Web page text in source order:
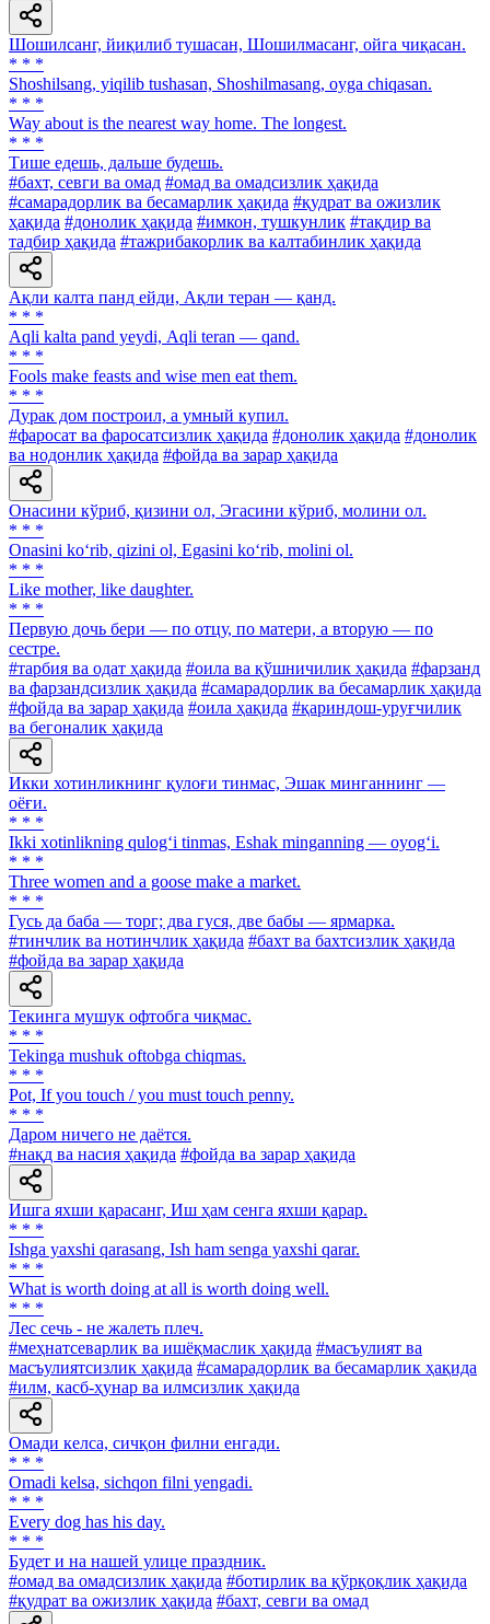
Шошилсанг, йиқилиб тушасан, Шошилмасанг, ойга чиқасан.
* * *
Shoshilsang, yiqilib tushasan, Shoshilmasang, oyga chiqasan.
* * *
Way about is the nearest way home. The longest.
* * *
Тише едешь, дальше будешь.
#бахт, севги ва омад #омад ва омадсизлик ҳақида
#самарадорлик ва бесамарлик ҳақида #қудрат ва ожизлик
ҳақида #донолик ҳақида #имкон, тушкунлик #тақдир ва
тадбир ҳақида #тажрибакорлик ва калтабинлик ҳақида
Ақли калта панд ейди, Ақли теран — қанд.
* * *
Аqli kalta pand yeydi, Аqli teran — qand.
* * *
Fools make feasts and wise men eat them.
* * *
Дурак дом построил, а умный купил.
#фаросат ва фаросатсизлик ҳақида #донолик ҳақида #донолик
ва нодонлик ҳақида #фойда ва зарар ҳақида
Онасини кўриб, қизини ол, Эгасини кўриб, молини ол.
* * *
Onasini ko‘rib, qizini ol, Egasini ko‘rib, molini ol.
* * *
Like mother, like daughter.
* * *
Первую дочь бери — по отцу, по матери, а вторую — по
сестре.
#тарбия ва одат ҳақида #оила ва қўшничилик ҳақида #фарзанд
ва фарзандсизлик ҳақида #самарадорлик ва бесамарлик ҳақида
#фойда ва зарар ҳақида #оила ҳақида #қариндош-уруғчилик
ва бегоналик ҳақида
Икки хотинликнинг қулоғи тинмас, Эшак минганнинг —
оёғи.
* * *
Ikki xotinlikning qulog‘i tinmas, Eshak minganning — oyog‘i.
* * *
Three women and a goose make a market.
* * *
Гусь да баба — торг; два гуся, две бабы — ярмарка.
#тинчлик ва нотинчлик ҳақида #бахт ва бахтсизлик ҳақида
#фойда ва зарар ҳақида
Текинга мушук офтобга чиқмас.
* * *
Tekinga mushuk oftobga chiqmas.
* * *
Pot, If you touch / you must touch penny.
* * *
Даром ничего не даётся.
#нақд ва насия ҳақида #фойда ва зарар ҳақида
Ишга яхши қарасанг, Иш ҳам сенга яхши қарар.
* * *
Ishga yaxshi qarasang, Ish ham senga yaxshi qarar.
* * *
What is worth doing at all is worth doing well.
* * *
Лес сечь - не жалеть плеч.
#меҳнатсеварлик ва ишёқмаслик ҳақида #масъулият ва
масъулиятсизлик ҳақида #самарадорлик ва бесамарлик ҳақида
#илм, касб-ҳунар ва илмсизлик ҳақида
Омади келса, сичқон филни енгади.
* * *
Omadi kelsa, sichqon filni yengadi.
* * *
Every dog has his day.
* * *
Будет и на нашей улице праздник.
#омад ва омадсизлик ҳақида #ботирлик ва қўрқоқлик ҳақида
#қудрат ва ожизлик ҳақида #бахт, севги ва омад